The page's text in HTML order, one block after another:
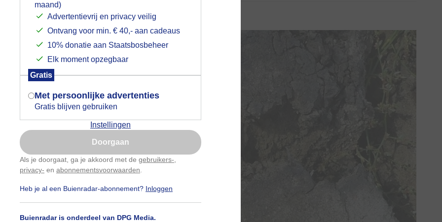
maand)
Advertentievrij en privacy veilig
Ontvang voor min. € 40,- aan cadeaus
10% donatie aan Staatsbosbeheer
Elk moment opzegbaar
Gratis
Met persoonlijke advertenties
Gratis blijven gebruiken
Instellingen
Doorgaan
Als je doorgaat, ga je akkoord met de gebruikers-
privacy- en abonnementsvoorwaarden
Heb je al een Buienradar-abonnement? Inloggen
Buienradar is onderdeel van DPG Media.
heet en droog 37 graden
Mogen we je locatie gebruiken voor
het weer?
Indien je hier nog geen akkoord op hebt
gegeven, verschijnt er zo een pop-up uit
je browser waarin deze toestemming
gevraagd wordt.
Is goed, toon de popup
Nu niet, misschien later
Gebruik je Safari en wil je niet elke dag deze pop-up
Klikhierom dit aan te passen